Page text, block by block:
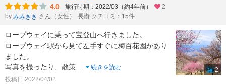
4.0 旅行時期：2022/03（約4年前）
2
by みみきき さん（女性） 長瀞 クチコミ：15件
ロープウェイに乗って宝登山へ行きました。
ロープウェイ駅から見て左手すぐに梅百花園があり
ました。
写真を撮ったり、散策...
続きを読む
投稿日:2022/04/02
2